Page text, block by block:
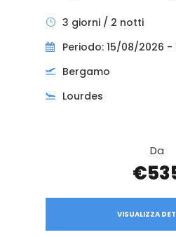
3 giorni / 2 notti
Periodo: 15/08/2026 -
Bergamo
Lourdes
Da
VISUALIZZA